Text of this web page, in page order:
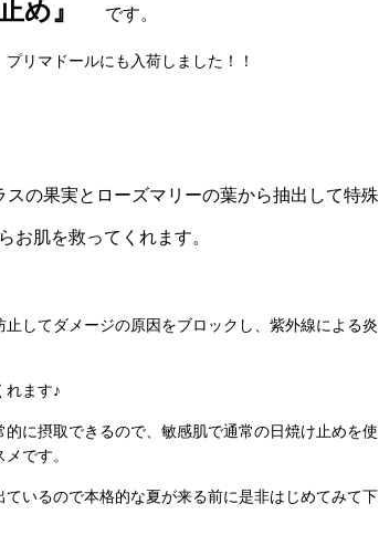
め』 です。
リマドールにも入荷しました！！
スの果実とローズマリーの葉から抽出して特殊
お肌を救ってくれます。
してダメージの原因をブロックし、紫外線による炎
れます♪
に摂取できるので、敏感肌で通常の日焼け止めを使
です。
いるので本格的な夏が来る前に是非はじめてみて下